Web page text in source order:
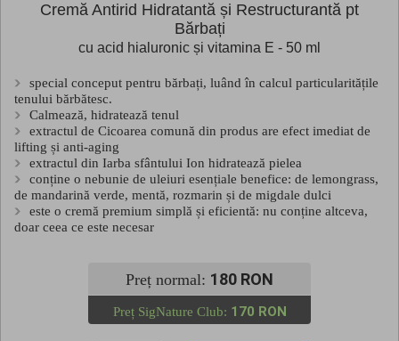
Cremă Antirid Hidratantă și Restructurantă pt
Bărbați
cu acid hialuronic și vitamina E - 50 ml
special conceput pentru bărbați, luând în calcul particularitățile
tenului bărbătesc.
Calmează, hidratează tenul
extractul de Cicoarea comună din produs are efect imediat de
lifting și anti-aging
extractul din Iarba sfântului Ion hidratează pielea
conține o nebunie de uleiuri esențiale benefice: de lemongrass,
de mandarină verde, mentă, rozmarin și de migdale dulci
este o cremă premium simplă și eficientă: nu conține altceva,
doar ceea ce este necesar
Preț normal: 180 RON
Preț SigNature Club: 170 RON